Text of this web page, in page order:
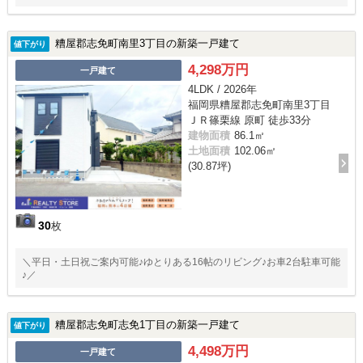
値下がり 糟屋郡志免町南里3丁目の新築一戸建て
一戸建て
30枚
4,298万円
4LDK / 2026年
福岡県糟屋郡志免町南里3丁目
ＪＲ篠栗線 原町 徒歩33分
建物面積 86.1㎡
土地面積 102.06㎡
(30.87坪)
＼平日・土日祝ご案内可能♪ゆとりある16帖のリビング♪お車2台駐車可能
♪／
値下がり 糟屋郡志免町志免1丁目の新築一戸建て
一戸建て 4,498万円